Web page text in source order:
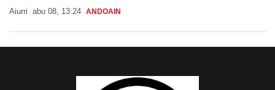
Aiurri abu 08, 13:24 ANDOAIN